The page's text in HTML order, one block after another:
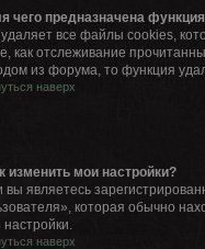
чего предназначена
все файлы cookies,
как отслеживание
из форума, то функция
наверх
изменить мои настройки?
вы являетесь
которая обычно
настройки.
наверх